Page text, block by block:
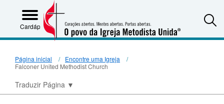
Cardápio
Página inicial
Encontre uma Igreja
Falconer United Methodist Church
Traduzir Página ▼